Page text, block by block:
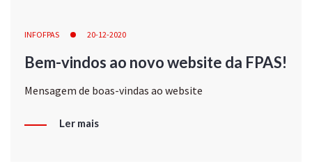
INFOFPAS 20-12-2020
Bem-vindos ao novo website da FPAS!
Mensagem de boas-vindas ao website
Ler mais